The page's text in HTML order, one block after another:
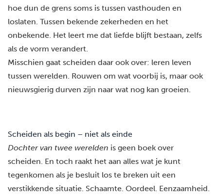
hoe dun de grens soms is tussen vasthouden en
loslaten. Tussen bekende zekerheden en het
onbekende. Het leert me dat liefde blijft bestaan, zelfs
als de vorm verandert.
Misschien gaat scheiden daar ook over: leren leven
tussen werelden. Rouwen om wat voorbij is, maar ook
nieuwsgierig durven zijn naar wat nog kan groeien.
Scheiden als begin – niet als einde
Dochter van twee werelden is geen boek over
scheiden. En toch raakt het aan alles wat je kunt
tegenkomen als je besluit los te breken uit een
verstikkende situatie. Schaamte. Oordeel. Eenzaamheid.